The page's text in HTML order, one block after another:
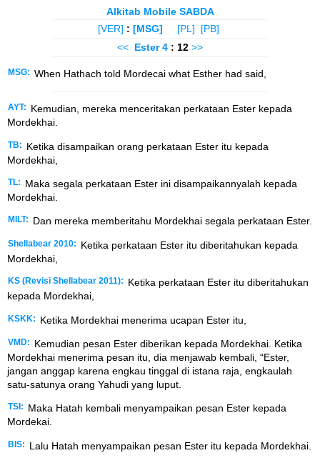
Alkitab Mobile SABDA
[VER] : [MSG] [PL]
[PB]
<< Ester 4 : 12 >>
MSG: When Hathach told Mordecai what Esther had said,
AYT:
Kemudian, mereka menceritakan perkataan Ester kepada
Mordekhai.
TB:
Ketika disampaikan orang perkataan Ester itu kepada
Mordekhai,
TL:
Maka segala perkataan Ester ini disampaikannyalah kepada
Mordekhai.
MILT: Dan mereka memberitahu Mordekhai segala perkataan Ester.
Shellabear 2010:
Ketika perkataan Ester itu diberitahukan kepada
Mordekhai,
KS (Revisi Shellabear 2011):
Ketika perkataan Ester itu diberitahukan
kepada Mordekhai,
KSKK: Ketika Mordekhai menerima ucapan Ester itu,
VMD:
Kemudian pesan Ester diberikan kepada Mordekhai. Ketika
Mordekhai menerima pesan itu, dia menjawab kembali, “Ester,
jangan anggap karena engkau tinggal di istana raja, engkaulah
satu-satunya orang Yahudi yang luput.
TSI:
Maka Hatah kembali menyampaikan pesan Ester kepada
Mordekai.
BIS: Lalu Hatah menyampaikan pesan Ester itu kepada Mordekhai.